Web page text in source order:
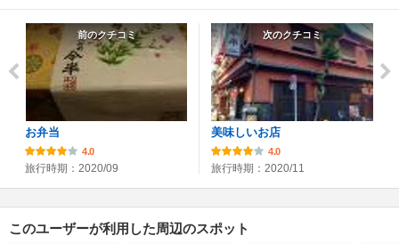
前のクチコミ
お弁当
4.0
旅行時期：2020/09
次のクチコミ
美味しいお店
4.0
旅行時期：2020/11
このユーザーが利用した周辺のスポット